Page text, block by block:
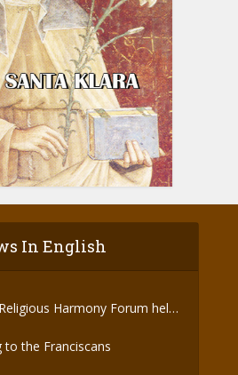
In English
Harmony Forum held
to the Franciscans